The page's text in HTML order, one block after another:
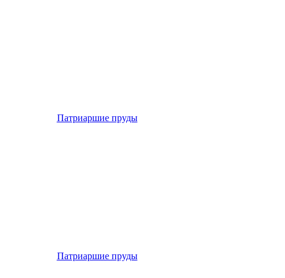
Патриаршие пруды
Патриаршие пруды